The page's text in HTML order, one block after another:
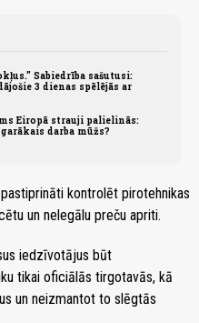
Sabiedrība sašutusi:
3 dienas spēlējās ar
Eiropā strauji palielinās:
darba mūžs?
kontrolēt pirotehnikas
un nelegālu preču apriti.
iedzīvotājus būt
tikai oficiālās tirgotavās, kā
un neizmantot to slēgtās